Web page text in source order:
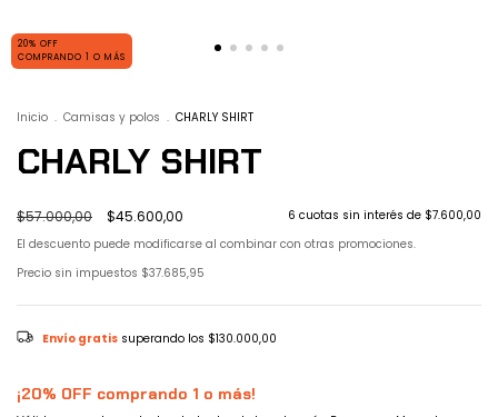
20% OFF
COMPRANDO 1 O MÁS
Inicio . Camisas y polos . CHARLY SHIRT
CHARLY SHIRT
$57.000,00 $45.600,00 6 cuotas sin interés de $7.600,00
El descuento puede modificarse al combinar con otras promociones.
Precio sin impuestos $37.685,95
Envío gratis superando los $130.000,00
¡20% OFF comprando 1 o más!